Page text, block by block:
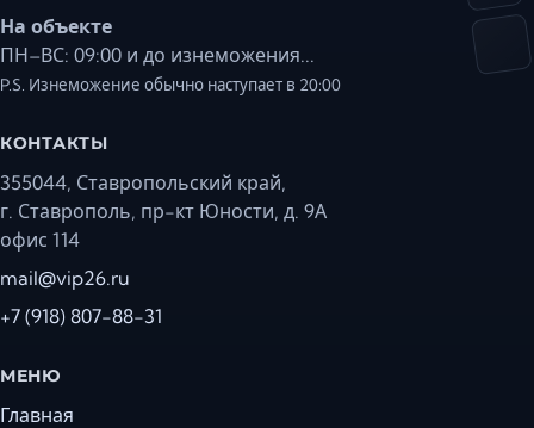
На объекте
ПН–ВС: 09:00 и до изнеможения...
P.S. Изнеможение обычно наступает в 20:00
КОНТАКТЫ
355044, Ставропольский край,
г. Ставрополь, пр-кт Юности, д. 9А
офис 114
mail@vip26.ru
+7 (918) 807-88-31
МЕНЮ
Главная